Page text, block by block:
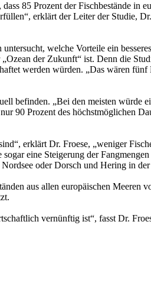
85 Prozent der Fischbestände in
erklärt der Leiter der Studie,
welche Vorteile ein
der Zukunft“ ist. Denn die
werden würden. „Das wären
befinden. „Bei den meisten würde
90 Prozent des höchstmöglichen
erklärt Dr. Froese, „weniger
eine Steigerung der
oder Dorsch und Hering in
aus allen europäischen Meeren
vernünftig ist“, fasst Dr.